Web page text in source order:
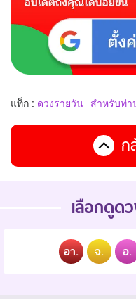
แท็ก : ดวงรายวัน สำหรับท่า
ก
เลือกดูด
อา. จ. อ.